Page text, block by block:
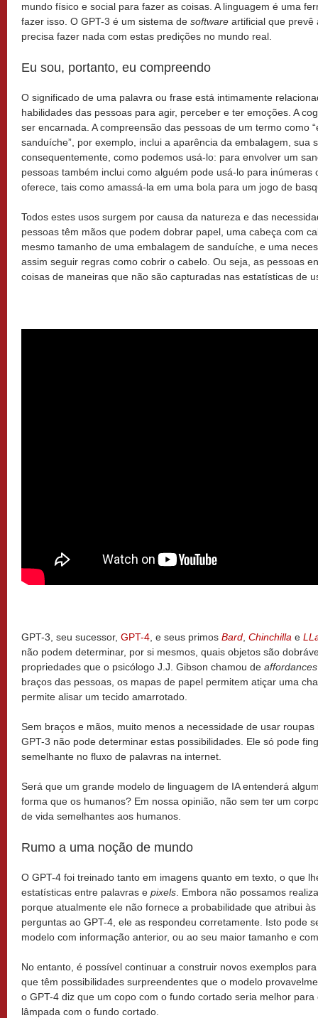
mundo físico e social para fazer as coisas. A linguagem é uma
fazer isso. O GPT-3 é um sistema de software artificial que prevê
precisa fazer nada com estas predições no mundo real.
Eu sou, portanto, eu compreendo
O significado de uma palavra ou frase está intimamente
habilidades das pessoas para agir, perceber e ter emoções. A
ser encarnada. A compreensão das pessoas de um termo como
sanduíche”, por exemplo, inclui a aparência da embalagem, sua
consequentemente, como podemos usá-lo: para envolver um
pessoas também inclui como alguém pode usá-lo para inúmeras
oferece, tais como amassá-la em uma bola para um jogo de
Todos estes usos surgem por causa da natureza e das
pessoas têm mãos que podem dobrar papel, uma cabeça com
mesmo tamanho de uma embalagem de sanduíche, e uma
assim seguir regras como cobrir o cabelo. Ou seja, as pessoas
coisas de maneiras que não são capturadas nas estatísticas de
GPT-3, seu sucessor, GPT-4 , e seus primos Bard Chinchilla e
não podem determinar, por si mesmos, quais objetos são
propriedades que o psicólogo J.J. Gibson chamou de affordances
braços das pessoas, os mapas de papel permitem atiçar uma
permite alisar um tecido amarrotado.
Sem braços e mãos, muito menos a necessidade de usar
GPT-3 não pode determinar estas possibilidades. Ele só pode
semelhante no fluxo de palavras na internet.
Será que um grande modelo de linguagem de IA entenderá
forma que os humanos? Em nossa opinião, não sem ter um
de vida semelhantes aos humanos.
Rumo a uma noção de mundo
O GPT-4 foi treinado tanto em imagens quanto em texto, o que
estatísticas entre palavras e pixels . Embora não possamos
porque atualmente ele não fornece a probabilidade que atribui
perguntas ao GPT-4, ele as respondeu corretamente. Isto pode
modelo com informação anterior, ou ao seu maior tamanho e
No entanto, é possível continuar a construir novos exemplos
que têm possibilidades surpreendentes que o modelo
o GPT-4 diz que um copo com o fundo cortado seria melhor
lâmpada com o fundo cortado.